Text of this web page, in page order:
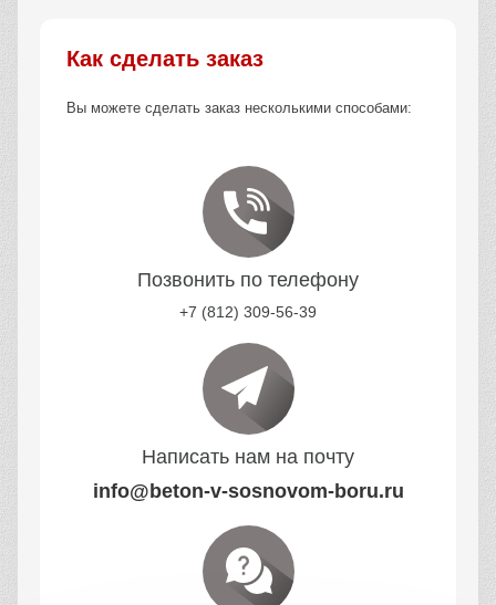
Как сделать заказ
Вы можете сделать заказ несколькими способами:
Позвонить по телефону
+7 (812) 309-56-39
Написать нам на почту
info@beton-v-sosnovom-boru.ru